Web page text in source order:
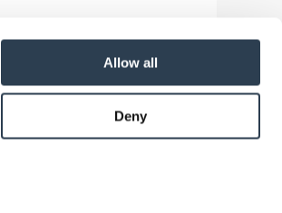
Allow all
Deny